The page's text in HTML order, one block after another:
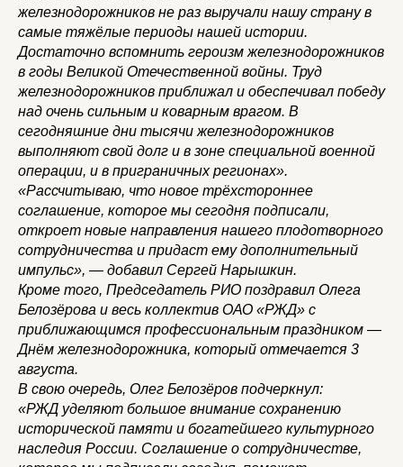
железнодорожников не раз выручали нашу страну в
самые тяжёлые периоды нашей истории.
Достаточно вспомнить героизм железнодорожников
в годы Великой Отечественной войны. Труд
железнодорожников приближал и обеспечивал победу
над очень сильным и коварным врагом. В
сегодняшние дни тысячи железнодорожников
выполняют свой долг и в зоне специальной военной
операции, и в приграничных регионах».
«Рассчитываю, что новое трёхстороннее
соглашение, которое мы сегодня подписали,
откроет новые направления нашего плодотворного
сотрудничества и придаст ему дополнительный
импульс», — добавил Сергей Нарышкин.
Кроме того, Председатель РИО поздравил Олега
Белозёрова и весь коллектив ОАО «РЖД» с
приближающимся профессиональным праздником —
Днём железнодорожника, который отмечается 3
августа.
В свою очередь, Олег Белозёров подчеркнул:
«РЖД уделяют большое внимание сохранению
исторической памяти и богатейшего культурного
наследия России. Соглашение о сотрудничестве,